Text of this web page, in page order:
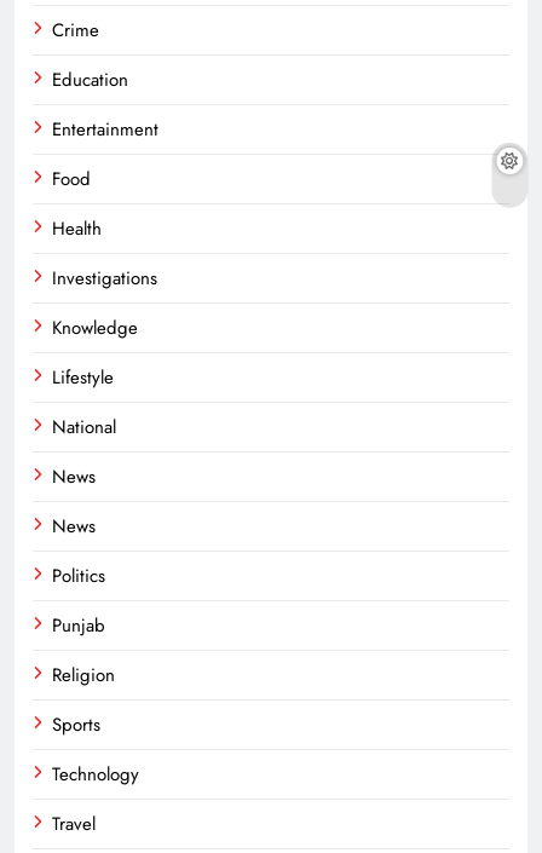
Crime
Education
Entertainment
Food
Health
Investigations
Knowledge
Lifestyle
National
News
News
Politics
Punjab
Religion
Sports
Technology
Travel